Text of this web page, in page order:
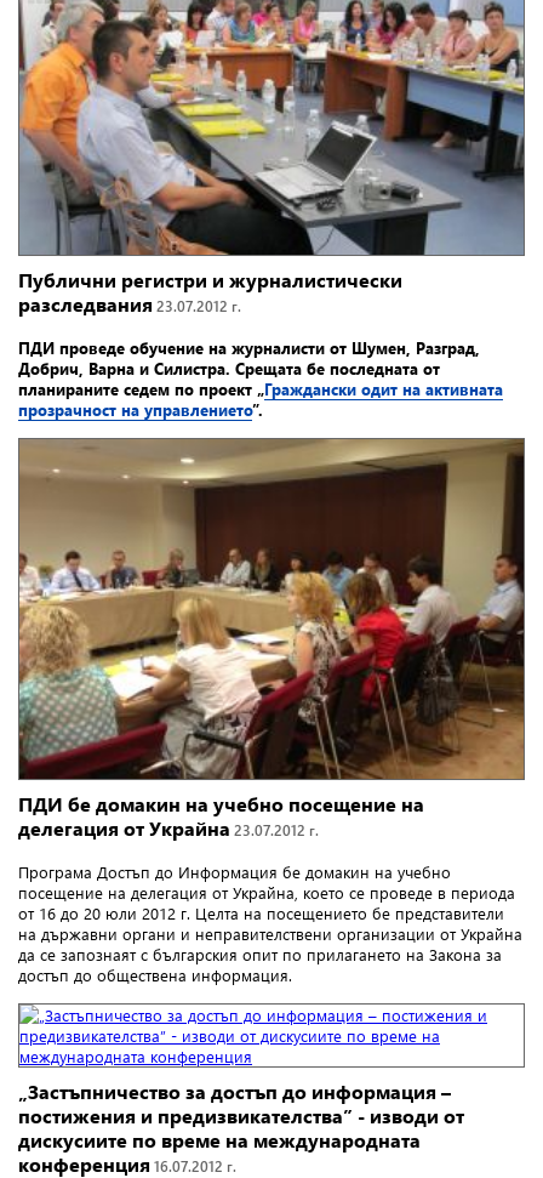
Публични регистри и журналистически
разследвания 23.07.2012 г.
ПДИ проведе обучение на журналисти от Шумен, Разград,
Добрич, Варна и Силистра. Срещата бе последната от
планираните седем по проект „Граждански одит на активната
прозрачност на управлението”.
ПДИ бе домакин на учебно посещение на
делегация от Украйна 23.07.2012 г.
Програма Достъп до Информация бе домакин на учебно
посещение на делегация от Украйна, което се проведе в периода
от 16 до 20 юли 2012 г. Целта на посещението бе представители
на държавни органи и неправителствени организации от Украйна
да се запознаят с българския опит по прилагането на Закона за
достъп до обществена информация.
„Застъпничество за достъп до информация –
постижения и предизвикателства” - изводи от
дискусиите по време на международната
конференция 16.07.2012 г.